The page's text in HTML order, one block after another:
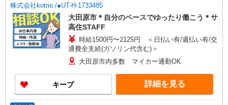
株式会社kotrio /●UT-H-1733485
大田原市＊自分のペースでゆったり働こう＊サ
高住STAFF
時給1500円〜2125円 ＜日払い有/週払い有/交
通費全支給(ガソリン代含む)＞
大田原市内多数 マイカー通勤OK
キープ 詳細を見る